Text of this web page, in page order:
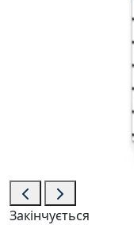
Закінчується